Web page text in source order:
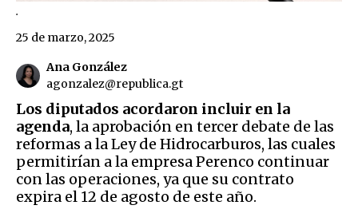
.
Ana González
agonzalez@republica.gt
25 de marzo, 2025
Los diputados acordaron incluir en la
agenda, la aprobación en tercer debate de las
reformas a la Ley de Hidrocarburos, las cuales
permitirían a la empresa Perenco continuar
con las operaciones, ya que su contrato
expira el 12 de agosto de este año.